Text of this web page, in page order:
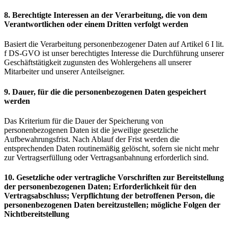
8. Berechtigte Interessen an der Verarbeitung, die von dem
Verantwortlichen oder einem Dritten verfolgt werden
Basiert die Verarbeitung personenbezogener Daten auf Artikel 6 I lit.
f DS-GVO ist unser berechtigtes Interesse die Durchführung unserer
Geschäftstätigkeit zugunsten des Wohlergehens all unserer
Mitarbeiter und unserer Anteilseigner.
9. Dauer, für die die personenbezogenen Daten gespeichert
werden
Das Kriterium für die Dauer der Speicherung von
personenbezogenen Daten ist die jeweilige gesetzliche
Aufbewahrungsfrist. Nach Ablauf der Frist werden die
entsprechenden Daten routinemäßig gelöscht, sofern sie nicht mehr
zur Vertragserfüllung oder Vertragsanbahnung erforderlich sind.
10. Gesetzliche oder vertragliche Vorschriften zur Bereitstellung
der personenbezogenen Daten; Erforderlichkeit für den
Vertragsabschluss; Verpflichtung der betroffenen Person, die
personenbezogenen Daten bereitzustellen; mögliche Folgen der
Nichtbereitstellung